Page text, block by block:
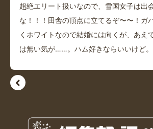
超絶エリート扱いなので、雪国女子は出
な！！！田舎の頂点に立てるぞ〜〜！ガ
くホワイトなので結婚には向くが、あえ
は無い気が……。ハム好きならいいけど。